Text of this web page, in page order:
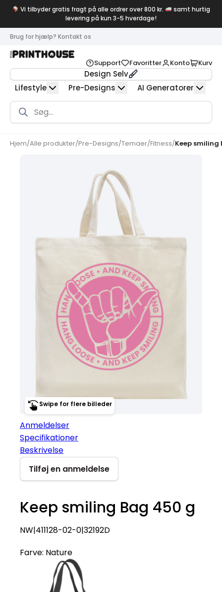
Vi tilbyder gratis fragt på alle ordrer over 800 kr.
samt hurtig
levering på kun 3-5 hverdage!
Brug for hjælp? Kontakt os
Support Favoritter Konto Kurv
Design Selv
Lifestyle
Pre-Designs AI Generatorer
Products
search
Hjem/Alle produkter/Pre-Designs/Temaer/Fitness/Keep smiling
Swipe for flere billeder
Anmeldelser
Specifikationer
Beskrivelse
Tilføj en anmeldelse
Keep smiling Bag 450 g
NW|411128-02-0|32192D
Farve: Nature